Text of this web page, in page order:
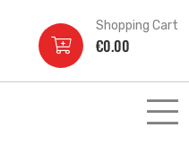
Shopping Cart
€0.00